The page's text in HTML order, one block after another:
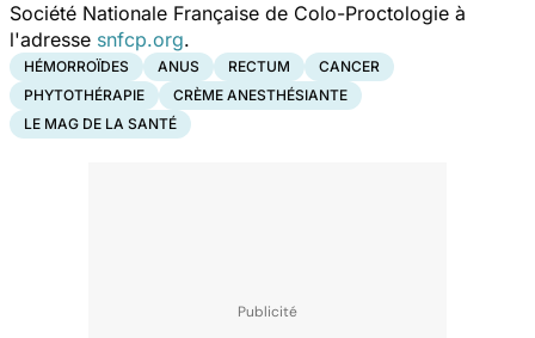
Société Nationale Française de Colo-Proctologie à
l'adresse snfcp.org.
HÉMORROÏDES ANUS RECTUM
CANCER
PHYTOTHÉRAPIE
CRÈME ANESTHÉSIANTE
LE MAG DE LA SANTÉ